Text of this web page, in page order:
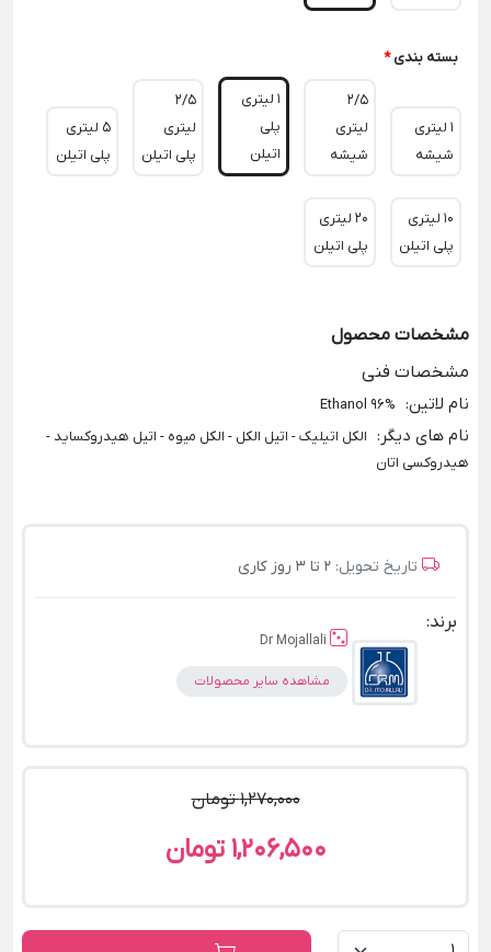
بسته بندی *
1 لیتری
شیشه
2/5
لیتری
شیشه
1 لیتری
پلی
اتیلن
2/5
لیتری
پلی اتیلن
5 لیتری
پلی اتیلن
10 لیتری
پلی اتیلن
20 لیتری
پلی اتیلن
مشخصات محصول
مشخصات فنی
نام لاتین:
Ethanol 96%
نام های دیگر : الکل اتیلیک - اتیل الکل - الکل میوه - اتیل هیدروکساید -
هیدروکسی اتان
تاریخ تحویل: 2 تا 3 روز کاری
برند:
Dr Mojallali
مشاهده سایر محصولات
1,270,000 تومان
1,206,500 تومان